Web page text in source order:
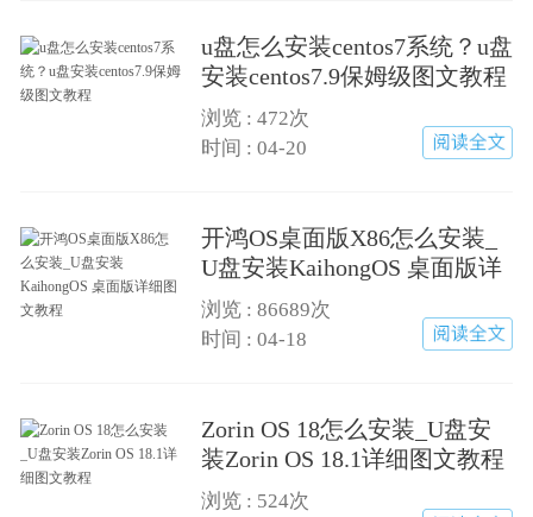
u盘怎么安装centos7系统？u盘
安装centos7.9保姆级图文教程
浏览 : 472次
时间 : 04-20
开鸿OS桌面版X86怎么安装_
U盘安装KaihongOS 桌面版详
细图文教程
浏览 : 86689次
时间 : 04-18
Zorin OS 18怎么安装_U盘安
装Zorin OS 18.1详细图文教程
浏览 : 524次